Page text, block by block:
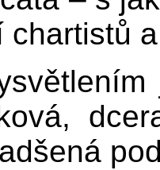
chartistů